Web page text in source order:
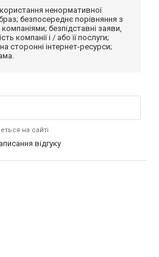
ненормативної
безпосереднє порівняння з
безпідставні заяви,
компанії і / або її послуги;
сторонні інтернет-ресурси;
на сайті
відгуку